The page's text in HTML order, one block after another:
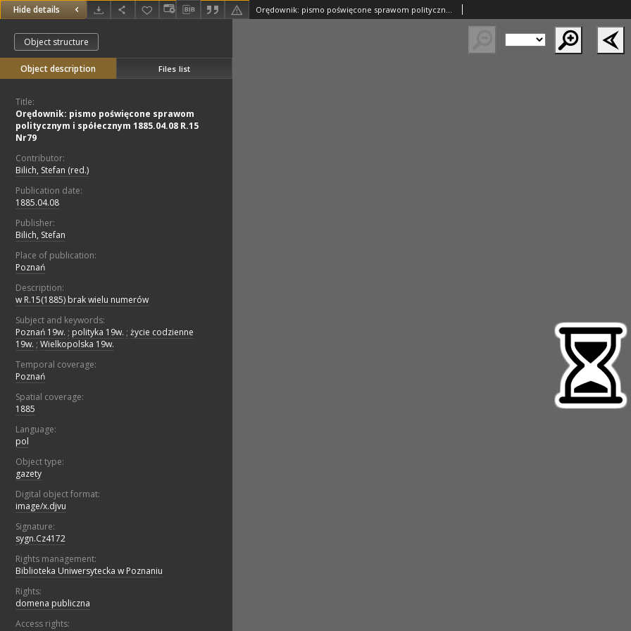
Hide details Orędownik: pismo poświęcone sprawom politycznym i spółecznym 1885.04.08 R.15 Nr79
Object structure
Object description Files list
Title:
Orędownik: pismo poświęcone sprawom
politycznym i spółecznym 1885.04.08 R.15
Nr79
Contributor:
Bilich, Stefan (red.)
Publication date:
1885.04.08
Publisher:
Bilich, Stefan
Place of publication:
Poznań
Description:
w R.15(1885) brak wielu numerów
Subject and keywords:
Poznań 19w. ; polityka 19w. ; życie codzienne
19w. ; Wielkopolska 19w.
Temporal coverage:
Poznań
Spatial coverage:
1885
Language:
pol
Object type:
gazety
Digital object format:
image/x.djvu
Signature:
sygn.Cz4172
Rights management:
Biblioteka Uniwersytecka w Poznaniu
Rights:
domena publiczna
Access rights: